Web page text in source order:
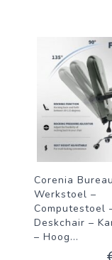
Corenia
Werkstoel –
Computestoel
Deskchair –
– Hoog...